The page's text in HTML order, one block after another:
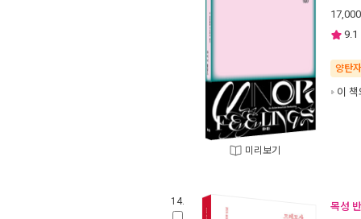
미리보기
17,000
9.1
양탄
이
14. 목성